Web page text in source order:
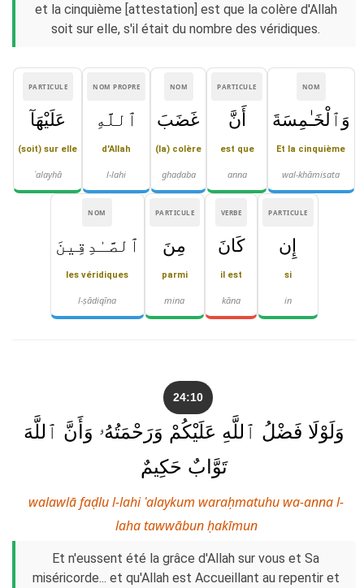
et la cinquième [attestation] est que la colère d'Allah
soit sur elle, s'il était du nombre des véridiques.
NOM
وَٱلْخَـٰمِسَةَ
Et la cinquième
wal-khāmisata
PARTICULE
أَنَّ
est que
anna
NOM
غَضَبَ
(la) colère
ghaḍaba
NOM PROPRE
ٱللَّهِ
d'Allah
l-lahi
PARTICULE
عَلَيْهَآ
(soit) sur elle
ʿalayhā
PARTICULE
إِن
si
in
VERBE
كَانَ
il est
kāna
PARTICULE
مِنَ
parmi
mina
NOM
ٱلصَّـٰدِقِينَ
les véridiques
l-ṣādiqīna
24:10
وَلَوْلَا فَضْلُ ٱللَّهِ عَلَيْكُمْ وَرَحْمَتُهُۥ وَأَنَّ ٱللَّهَ
تَوَّابٌ حَكِيمٌ
walawlā faḍlu l-lahi ʿalaykum waraḥmatuhu wa-anna l-
laha tawwābun ḥakīmun
Et n'eussent été la grâce d'Allah sur vous et Sa
miséricorde... et qu'Allah est Accueillant au repentir et